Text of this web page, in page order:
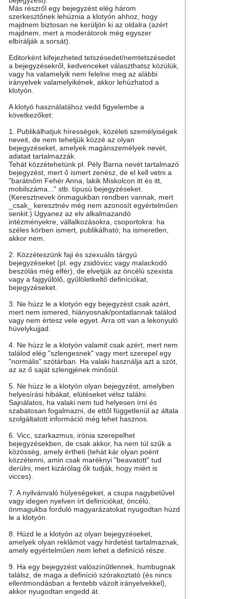
Más részről egy bejegyzést elég három
szerkesztőnek lehúznia a klotyón ahhoz, hogy
majdnem biztosan ne kerüljön ki az oldalra (azért
majdnem, mert a moderátorok még egyszer
elbírálják a sorsát).
Editorként kifejezheted tetszésedet/nemtetszésedet
a bejegyzésekről, kedvenceket választhatsz közülük,
vagy ha valamelyik nem felelne meg az alábbi
irányelvek valamelyikének, akkor lehúzhatod a
klotyón.
A klotyó használatához vedd figyelembe a
következőket:
1. Publikálhatjuk hírességek, közéleti személyiségek
neveit, de nem tehetjük közzé az olyan
bejegyzéseket, amelyek magánszemélyek nevét,
adatait tartalmazzák.
Tehát közzétehetünk pl. Pély Barna nevét tartalmazó
bejegyzést, mert ő ismert zenész, de el kell vetni a
"barátnőm Fehér Anna, lakik Miskolcon itt és itt,
mobilszáma..." stb. típusú bejegyzéseket.
(Keresztnevek önmagukban rendben vannak, mert
_csak_ keresztnév még nem azonosít egyértelműen
senkit.) Ugyanez az elv alkalmazandó
intézményekre, vállalkozásokra, csoportokra: ha
széles körben ismert, publikálható; ha ismeretlen,
akkor nem.
2. Közzéteszünk faji és szexuális tárgyú
bejegyzéseket (pl. egy zsidóvicc vagy malackodó
beszólás még elfér), de elvetjük az öncélú szexista
vagy a fajgyűlölő, gyűlöletkeltő definíciókat,
bejegyzéseket.
3. Ne húzz le a klotyón egy bejegyzést csak azért,
mert nem ismered, hiányosnak/pontatlannak találod
vagy nem értesz vele egyet. Arra ott van a lekonyuló
hüvelykujjad.
4. Ne húzz le a klotyón valamit csak azért, mert nem
találod elég "szlengesnek" vagy mert szerepel egy
"normális" szótárban. Ha valaki használja azt a szót,
az az ő saját szlengjének minősül.
5. Ne húzz le a klotyón olyan bejegyzést, amelyben
helyesírási hibákat, elütéseket vélsz találni.
Sajnálatos, ha valaki nem tud helyesen írni és
szabatosan fogalmazni, de ettől függetlenül az általa
szolgáltatott információ még lehet hasznos.
6. Vicc, szarkazmus, irónia szerepelhet
bejegyzésekben, de csak akkor, ha nem túl szűk a
közösség, amely értheti (tehát kár olyan poént
közzétenni, amin csak maréknyi "beavatott" tud
derülni, mert kizárólag ők tudják, hogy miért is
vicces).
7. A nyilvánvaló hülyeségeket, a csupa nagybetűvel
vagy idegen nyelven írt definíciókat, öncélú,
önmagukba forduló magyarázatokat nyugodtan húzd
le a klotyón.
8. Húzd le a klotyón az olyan bejegyzéseket,
amelyek olyan reklámot vagy hirdetést tartalmaznak,
amely egyértelműen nem lehet a definíció része.
9. Ha egy bejegyzést valószínűtlennek, humbugnak
találsz, de maga a definíció szórakoztató (és nincs
ellentmondásban a fentebb vázolt irányelvekkel),
akkor nyugodtan engedd át.